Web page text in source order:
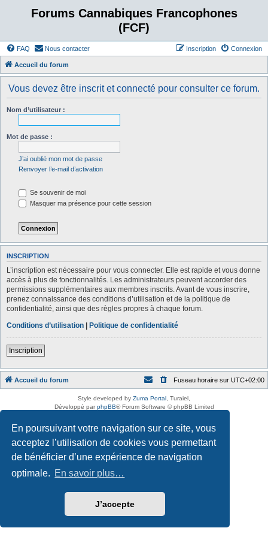
En poursuivant votre navigation sur ce site, vous
acceptez l’utilisation de cookies vous permettant
de bénéficier d’une expérience de navigation
optimale. En savoir plus…
J’accepte
Forums Cannabiques Francophones
(FCF)
FAQ Nous contacter Connexion
Inscription
Accueil du forum
Vous devez être inscrit et connecté pour consulter ce forum.
Nom d’utilisateur :
Mot de passe :
J’ai oublié mon mot de passe
Renvoyer l’e-mail d’activation
Se souvenir de moi
Masquer ma présence pour cette session
INSCRIPTION
L’inscription est nécessaire pour vous connecter. Elle est rapide et vous donne
accès à plus de fonctionnalités. Les administrateurs peuvent accorder des
permissions supplémentaires aux membres inscrits. Avant de vous inscrire,
prenez connaissance des conditions d’utilisation et de la politique de
confidentialité, ainsi que des règles propres à chaque forum.
Conditions d’utilisation | Politique de confidentialité
Inscription
Accueil du forum Fuseau horaire sur UTC+02:00
Style developed by Zuma Portal , Turaiel,
Développé parphpBB® Forum Software © phpBB Limited
Confidentialité|Conditions